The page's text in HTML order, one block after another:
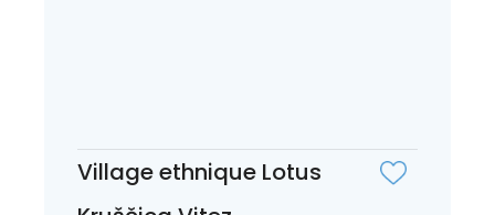
Village ethnique Lotus